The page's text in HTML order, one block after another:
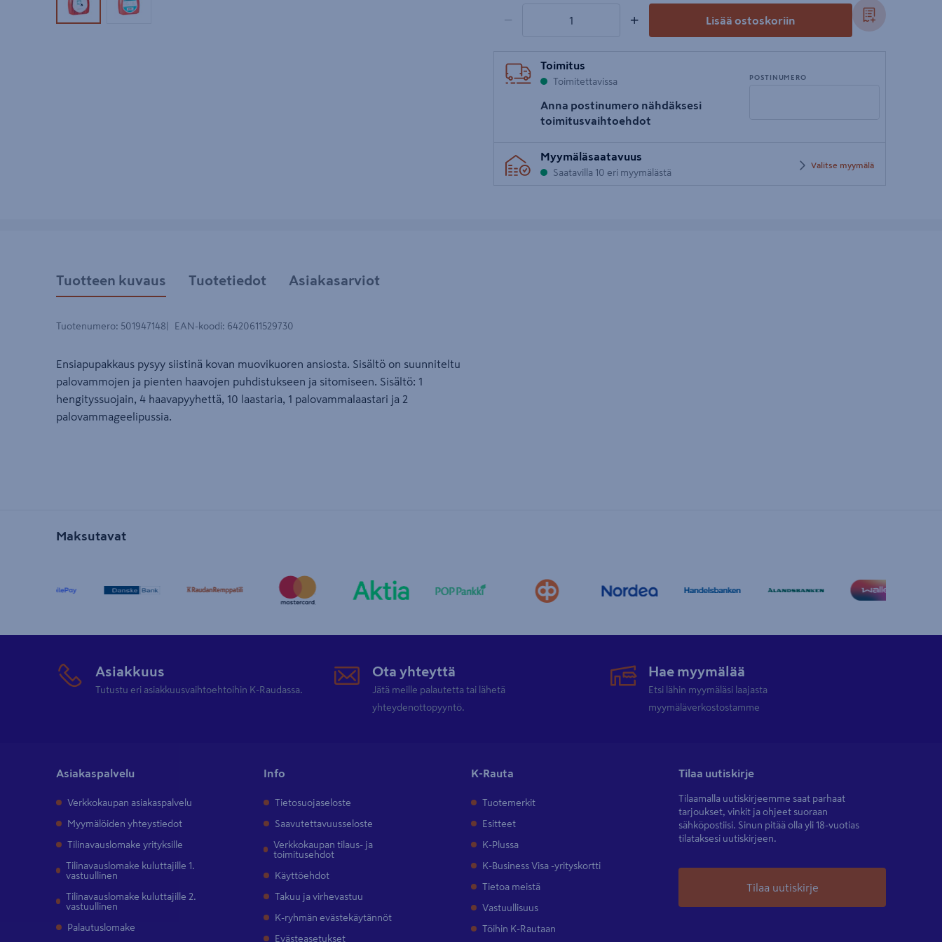
Tuotekuva 1Tuotekuva 2
− + Lisää ostoskoriin
Toimitus
Toimitettavissa
Anna postinumero nähdäksesi
toimitusvaihtoehdot
POSTINUMERO
postinumero
Myymäläsaatavuus
Saatavilla 10 eri myymälästä
Valitse myymälä
Tuotteen kuvaus Tuotetiedot Asiakasarviot
Tuotenumero: 501947148 EAN-koodi: 6420611529730
Ensiapupakkaus pysyy siistinä kovan muovikuoren ansiosta. Sisältö on suunniteltu
palovammojen ja pienten haavojen puhdistukseen ja sitomiseen. Sisältö: 1
hengityssuojain, 4 haavapyyhettä, 10 laastaria, 1 palovammalaastari ja 2
palovammageelipussia.
Maksutavat
Asiakkuus
Tutustu eri asiakkuusvaihtoehtoihin K-Raudassa.
Ota yhteyttä
Jätä meille palautetta tai lähetä
yhteydenottopyyntö.
Hae myymälää
Etsi lähin myymäläsi laajasta
myymäläverkostostamme
Asiakaspalvelu
Verkkokaupan asiakaspalvelu
Myymälöiden yhteystiedot
Tilinavauslomake yrityksille
Tilinavauslomake kuluttajille 1.
vastuullinen
Tilinavauslomake kuluttajille 2.
vastuullinen
Palautuslomake
Info
Tietosuojaseloste
Saavutettavuusseloste
Verkkokaupan tilaus- ja
toimitusehdot
Käyttöehdot
Takuu ja virhevastuu
K-ryhmän evästekäytännöt
Evästeasetukset
K-Rauta
Tuotemerkit
Esitteet
K-Plussa
K-Business Visa -yrityskortti
Tietoa meistä
Vastuullisuus
Töihin K-Rautaan
Tilaa uutiskirje
Tilaamalla uutiskirjeemme saat parhaat
tarjoukset, vinkit ja ohjeet suoraan
sähköpostiisi. Sinun pitää olla yli 18-vuotias
tilataksesi uutiskirjeen.
Tilaa uutiskirje